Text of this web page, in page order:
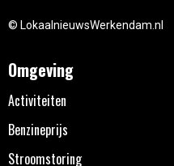
© LokaalnieuwsWerkendam.nl
Omgeving
Activiteiten
Benzineprijs
Stroomstoring